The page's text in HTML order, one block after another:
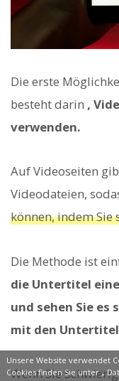
Die erste
besteht darin ,
verwenden.
Auf Videoseiten
Videodateien,
können, indem Sie
Die Methode ist
die Untertitel
und sehen Sie es
mit den
Wenn Sie
Unsere Website verwendet
Cookies finden Sie unter „